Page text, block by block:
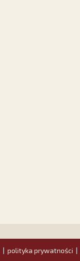
polityka prywatności